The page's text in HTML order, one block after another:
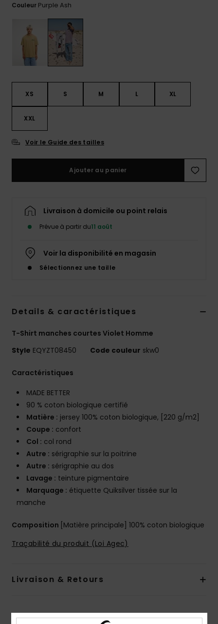
aux
les plus
fréquentes
et notre
formulaire
de
contact.
la FAQ
Couleur Purple Ash
XS S M L XL
XXL
Voir le Guide des tailles
Ajouter au panier
Livraison à domicile ou point relais
Prévue à partir du11 août
Voir la disponibilité en magasin
Sélectionnez une taille
Details & caractéristiques
T-Shirt manches courtes Violet Homme
Style EQYZT08450 Code couleur skw0
Caractéristiques
MADE BETTER
90 % coton biologique certifié
Matière : jersey 100% coton biologique, [220 g/m2]
Coupe : confort
Col : col rond
Autre : sérigraphie sur la poitrine
Autre : sérigraphie au dos
Lavage : teinture pigmentaire
Marquage : étiquette Quiksilver tissée sur la
manche
Composition [Matière principale] 100% coton biologique
Traçabilité du produit (Loi Agec)
Livraison & Retours
Avis clients